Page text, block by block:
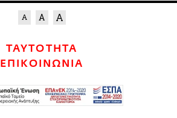
ΤΑΥΤΟΤΗΤΑ
ΕΠΙΚΟΙΝΩΝΙΑ